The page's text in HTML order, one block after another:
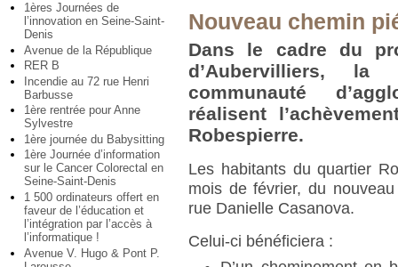
1ères Journées de
l’innovation en Seine-Saint-
Denis
Avenue de la République
RER B
Incendie au 72 rue Henri
Barbusse
1ère rentrée pour Anne
Sylvestre
1ère journée du Babysitting
1ère Journée d’information
sur le Cancer Colorectal en
Seine-Saint-Denis
1 500 ordinateurs offert en
faveur de l’éducation et
l’intégration par l’accès à
l’informatique !
Avenue V. Hugo & Pont P.
Nouveau chemin
Dans le cadre du
d’Aubervilliers,
communauté
réalisent
Robespierre.
Les habitants du quartier
mois de février, du
rue Danielle Casanova.
Celui-ci bénéficiera :